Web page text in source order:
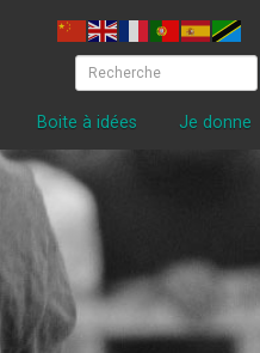
Boite à idées Je donne